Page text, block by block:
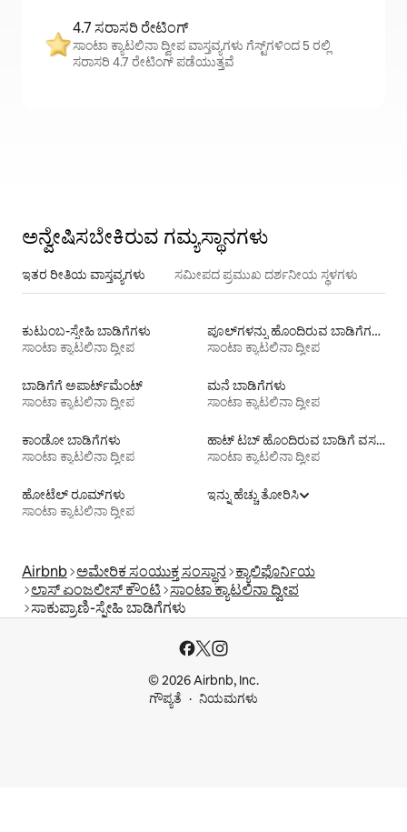
4.7 ಸರಾಸರಿ ರೇಟಿಂಗ್
ಸಾಂಟಾ ಕ್ಯಾಟಲಿನಾ ದ್ವೀಪ ವಾಸ್ತವ್ಯಗಳು ಗೆಸ್ಟ್‌ಗಳಿಂದ 5 ರಲ್ಲಿ
ಸರಾಸರಿ 4.7 ರೇಟಿಂಗ್ ಪಡೆಯುತ್ತವೆ
ಅನ್ವೇಷಿಸಬೇಕಿರುವ ಗಮ್ಯಸ್ಥಾನಗಳು
ಇತರ ರೀತಿಯ ವಾಸ್ತವ್ಯಗಳು ಸಮೀಪದ ಪ್ರಮುಖ ದರ್ಶನೀಯ ಸ್ಥಳಗಳು
ಕುಟುಂಬ-ಸ್ನೇಹಿ ಬಾಡಿಗೆಗಳು
ಸಾಂಟಾ ಕ್ಯಾಟಲಿನಾ ದ್ವೀಪ
ಪೂಲ್‍ಗಳನ್ನು ಹೊಂದಿರುವ ಬಾಡಿಗೆಗಳು
ಸಾಂಟಾ ಕ್ಯಾಟಲಿನಾ ದ್ವೀಪ
ಬಾಡಿಗೆಗೆ ಅಪಾರ್ಟ್‌ಮೆಂಟ್‌
ಸಾಂಟಾ ಕ್ಯಾಟಲಿನಾ ದ್ವೀಪ
ಮನೆ ಬಾಡಿಗೆಗಳು
ಸಾಂಟಾ ಕ್ಯಾಟಲಿನಾ ದ್ವೀಪ
ಕಾಂಡೋ ಬಾಡಿಗೆಗಳು
ಸಾಂಟಾ ಕ್ಯಾಟಲಿನಾ ದ್ವೀಪ
ಹಾಟ್ ಟಬ್ ಹೊಂದಿರುವ ಬಾಡಿಗೆ ವಸತಿಗಳು
ಸಾಂಟಾ ಕ್ಯಾಟಲಿನಾ ದ್ವೀಪ
ಹೋಟೆಲ್ ರೂಮ್‌ಗಳು
ಸಾಂಟಾ ಕ್ಯಾಟಲಿನಾ ದ್ವೀಪ
ಇನ್ನು ಹೆಚ್ಚು ತೋರಿಸಿ
Airbnb ಅಮೇರಿಕ ಸಂಯುಕ್ತ ಸಂಸ್ಥಾನ ಕ್ಯಾಲಿಫೊರ್ನಿಯ
ಲಾಸ್ ಏಂಜಲೀಸ್ ಕೌಂಟಿ ಸಾಂಟಾ ಕ್ಯಾಟಲಿನಾ ದ್ವೀಪ
ಸಾಕುಪ್ರಾಣಿ-ಸ್ನೇಹಿ ಬಾಡಿಗೆಗಳು
© 2026 Airbnb, Inc.
ಗೌಪ್ಯತೆ
ನಿಯಮಗಳು